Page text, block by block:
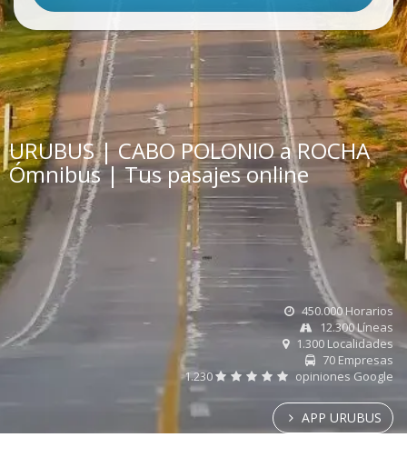
URUBUS | CABO POLONIO a ROCHA
Ómnibus | Tus pasajes online
450.000 Horarios
12.300 Líneas
1.300 Localidades
70 Empresas
1.230
opiniones Google
APP URUBUS